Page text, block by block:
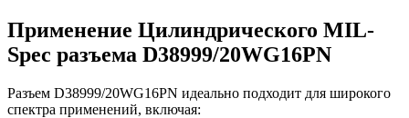
Применение Цилиндрического MIL-
Spec разъема D38999/20WG16PN
Разъем D38999/20WG16PN идеально подходит для широкого
спектра применений, включая: